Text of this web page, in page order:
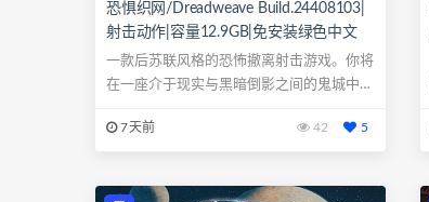
恐惧织网/Dreadweave Build.24408103|
射击动作|容量12.9GB|免安装绿色中文
版|支持键盘.鼠标
一款后苏联风格的恐怖撤离射击游戏。你将
在一座介于现实与黑暗倒影之间的鬼城中探
7天前 42 5